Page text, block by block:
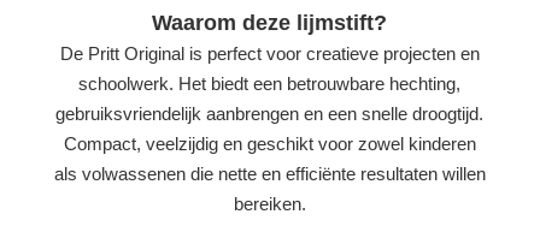
Waarom deze lijmstift?
De Pritt Original is perfect voor creatieve projecten en
schoolwerk. Het biedt een betrouwbare hechting,
gebruiksvriendelijk aanbrengen en een snelle droogtijd.
Compact, veelzijdig en geschikt voor zowel kinderen
als volwassenen die nette en efficiënte resultaten willen
bereiken.